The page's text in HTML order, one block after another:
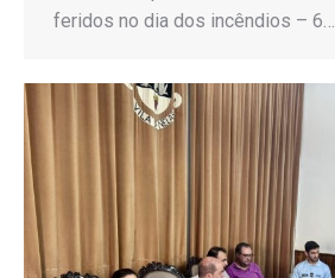
feridos no dia dos incêndios – 6…